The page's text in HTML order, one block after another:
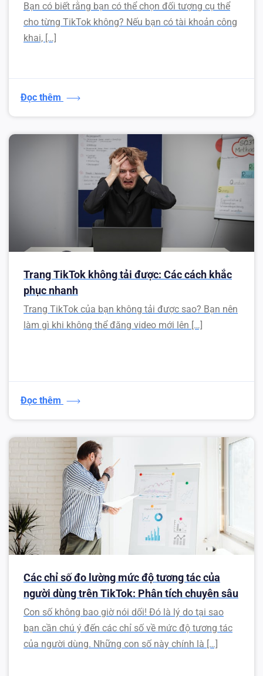
Bạn có biết rằng bạn có thể chọn đối tượng cụ thể
cho từng TikTok không? Nếu bạn có tài khoản công
khai, […]
Đọc thêm
Trang TikTok không tải được: Các cách khắc
phục nhanh
Trang TikTok của bạn không tải được sao? Bạn nên
làm gì khi không thể đăng video mới lên […]
Đọc thêm
Các chỉ số đo lường mức độ tương tác của
người dùng trên TikTok: Phân tích chuyên sâu
Con số không bao giờ nói dối! Đó là lý do tại sao
bạn cần chú ý đến các chỉ số về mức độ tương tác
của người dùng. Những con số này chính là […]